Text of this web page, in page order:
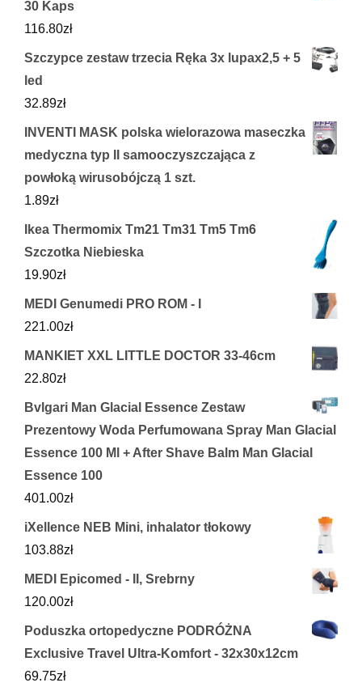
30 Kaps
116.80zł
Szczypce zestaw trzecia Ręka 3x lupax2,5 + 5
led
32.89zł
INVENTI MASK polska wielorazowa maseczka
medyczna typ II samooczyszczająca z
powłoką wirusobójczą 1 szt.
1.89zł
Ikea Thermomix Tm21 Tm31 Tm5 Tm6
Szczotka Niebieska
19.90zł
MEDI Genumedi PRO ROM - I
221.00zł
MANKIET XXL LITTLE DOCTOR 33-46cm
22.80zł
Bvlgari Man Glacial Essence Zestaw
Prezentowy Woda Perfumowana Spray Man Glacial
Essence 100 Ml + After Shave Balm Man Glacial
Essence 100
401.00zł
iXellence NEB Mini, inhalator tłokowy
103.88zł
MEDI Epicomed - II, Srebrny
120.00zł
Poduszka ortopedyczne PODRÓŻNA
Exclusive Travel Ultra-Komfort - 32x30x12cm
69.75zł